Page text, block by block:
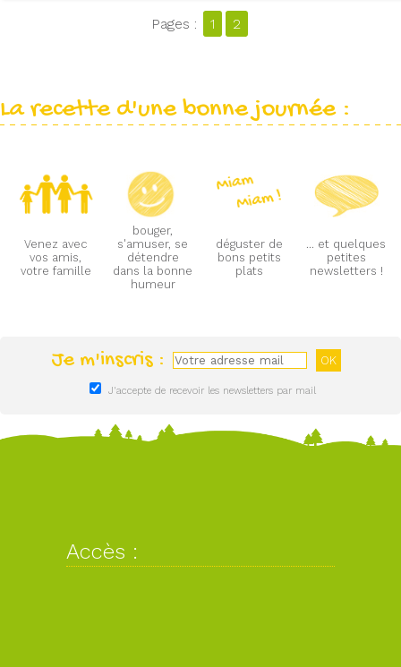
Pages : 1 2
La recette d'une bonne journée :
Venez avec
vos amis,
votre famille
bouger,
s'amuser, se
détendre
dans la bonne
humeur
déguster de
bons petits
plats
... et quelques
petites
newsletters !
Je m'inscris :
J'accepte de recevoir les newsletters par mail
Accès :